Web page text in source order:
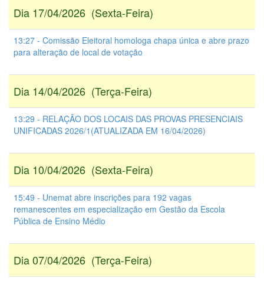
Dia 17/04/2026 (Sexta-Feira)
13:27 - Comissão Eleitoral homologa chapa única e abre prazo
para alteração de local de votação
Dia 14/04/2026 (Terça-Feira)
13:29 - RELAÇÃO DOS LOCAIS DAS PROVAS PRESENCIAIS
UNIFICADAS 2026/1(ATUALIZADA EM 16/04/2026)
Dia 10/04/2026 (Sexta-Feira)
15:49 - Unemat abre inscrições para 192 vagas
remanescentes em especialização em Gestão da Escola
Pública de Ensino Médio
Dia 07/04/2026 (Terça-Feira)